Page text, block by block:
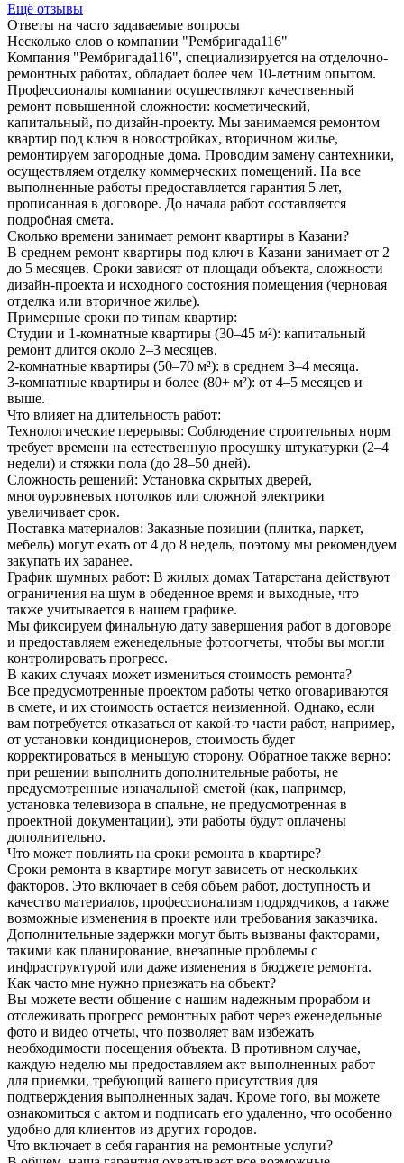
Ещё отзывы
Ответы на часто задаваемые вопросы
Несколько слов о компании "Рембригада116"
Компания "Рембригада116", специализируется на отделочно-
ремонтных работах, обладает более чем 10-летним опытом.
Профессионалы компании осуществляют качественный
ремонт повышенной сложности: косметический,
капитальный, по дизайн-проекту. Мы занимаемся ремонтом
квартир под ключ в новостройках, вторичном жилье,
ремонтируем загородные дома. Проводим замену сантехники,
осуществляем отделку коммерческих помещений. На все
выполненные работы предоставляется гарантия 5 лет,
прописанная в договоре. До начала работ составляется
подробная смета.
Сколько времени занимает ремонт квартиры в Казани?
В среднем ремонт квартиры под ключ в Казани занимает от 2
до 5 месяцев. Сроки зависят от площади объекта, сложности
дизайн-проекта и исходного состояния помещения (черновая
отделка или вторичное жилье).
Примерные сроки по типам квартир:
Студии и 1-комнатные квартиры (30–45 м²): капитальный
ремонт длится около 2–3 месяцев.
2-комнатные квартиры (50–70 м²): в среднем 3–4 месяца.
3-комнатные квартиры и более (80+ м²): от 4–5 месяцев и
выше.
Что влияет на длительность работ:
Технологические перерывы: Соблюдение строительных норм
требует времени на естественную просушку штукатурки (2–4
недели) и стяжки пола (до 28–50 дней).
Сложность решений: Установка скрытых дверей,
многоуровневых потолков или сложной электрики
увеличивает срок.
Поставка материалов: Заказные позиции (плитка, паркет,
мебель) могут ехать от 4 до 8 недель, поэтому мы рекомендуем
закупать их заранее.
График шумных работ: В жилых домах Татарстана действуют
ограничения на шум в обеденное время и выходные, что
также учитывается в нашем графике.
Мы фиксируем финальную дату завершения работ в договоре
и предоставляем еженедельные фотоотчеты, чтобы вы могли
контролировать прогресс.
В каких случаях может измениться стоимость ремонта?
Все предусмотренные проектом работы четко оговариваются
в смете, и их стоимость остается неизменной. Однако, если
вам потребуется отказаться от какой-то части работ, например,
от установки кондиционеров, стоимость будет
корректироваться в меньшую сторону. Обратное также верно:
при решении выполнить дополнительные работы, не
предусмотренные изначальной сметой (как, например,
установка телевизора в спальне, не предусмотренная в
проектной документации), эти работы будут оплачены
дополнительно.
Что может повлиять на сроки ремонта в квартире?
Сроки ремонта в квартире могут зависеть от нескольких
факторов. Это включает в себя объем работ, доступность и
качество материалов, профессионализм подрядчиков, а также
возможные изменения в проекте или требования заказчика.
Дополнительные задержки могут быть вызваны факторами,
такими как планирование, внезапные проблемы с
инфраструктурой или даже изменения в бюджете ремонта.
Как часто мне нужно приезжать на объект?
Вы можете вести общение с нашим надежным прорабом и
отслеживать прогресс ремонтных работ через еженедельные
фото и видео отчеты, что позволяет вам избежать
необходимости посещения объекта. В противном случае,
каждую неделю мы предоставляем акт выполненных работ
для приемки, требующий вашего присутствия для
подтверждения выполненных задач. Кроме того, вы можете
ознакомиться с актом и подписать его удаленно, что особенно
удобно для клиентов из других городов.
Что включает в себя гарантия на ремонтные услуги?